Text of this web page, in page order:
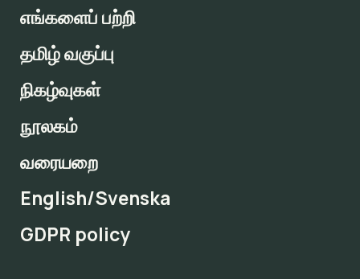
எங்களைப் பற்றி
தமிழ் வகுப்பு
நிகழ்வுகள்
நூலகம்
வரையறை
English/Svenska
GDPR policy